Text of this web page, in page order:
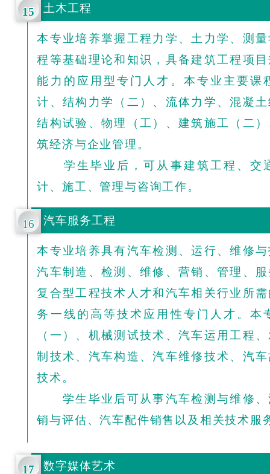
15 土木工程
本专业培养掌握工程力学、土力学、测
程等基础理论和知识，具备建筑工程项
能力的应用型专门人才。本专业主要课
计、结构力学（二）、流体力学、混凝
结构试验、物理（工）、建筑施工（二
筑经济与企业管理。
学生毕业后，可从事建筑工程、交
计、施工、管理与咨询工作。
16 汽车服务工程
本专业培养具有汽车检测、运行、维修
汽车制造、检测、维修、营销、管理、
复合型工程技术人才和汽车相关行业所
务一线的高等技术应用性专门人才。本
（一）、机械测试技术、汽车运用工程
制技术、汽车构造、汽车维修技术、汽
技术。
学生毕业后可从事汽车检测与维修、
销与评估、汽车配件销售以及相关技术服
17 数字媒体艺术